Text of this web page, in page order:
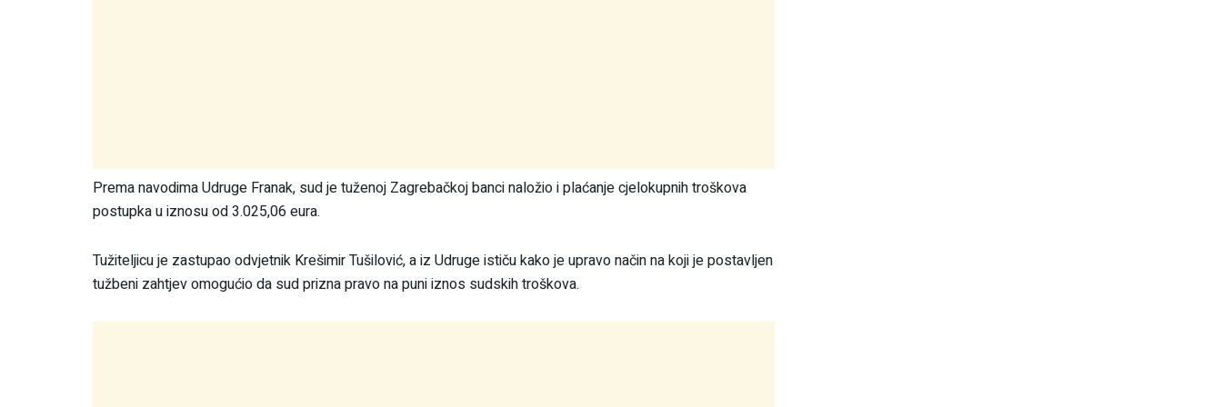
Prema navodima Udruge Franak, sud je tuženoj Zagrebačkoj banci naložio i plaćanje cjelokupnih troškova
postupka u iznosu od 3.025,06 eura.
Tužiteljicu je zastupao odvjetnik Krešimir Tušilović, a iz Udruge ističu kako je upravo način na koji je postavljen
tužbeni zahtjev omogućio da sud prizna pravo na puni iznos sudskih troškova.